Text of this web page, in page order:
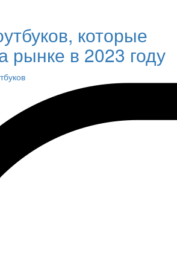
которые
рынке в 2023 году